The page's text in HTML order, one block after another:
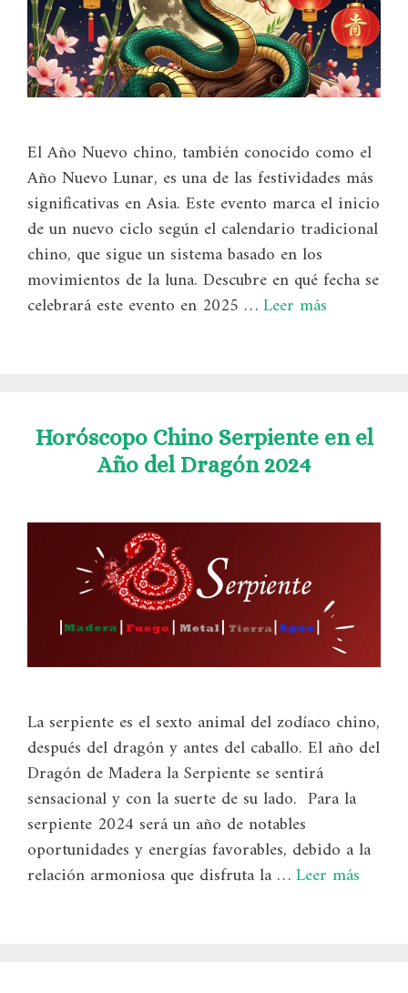
El Año Nuevo chino, también conocido como el
Año Nuevo Lunar, es una de las festividades más
significativas en Asia. Este evento marca el inicio
de un nuevo ciclo según el calendario tradicional
chino, que sigue un sistema basado en los
movimientos de la luna. Descubre en qué fecha se
celebrará este evento en 2025 …Leer más
Horóscopo Chino Serpiente en el
Año del Dragón 2024
La serpiente es el sexto animal del zodíaco chino,
después del dragón y antes del caballo. El año del
Dragón de Madera la Serpiente se sentirá
sensacional y con la suerte de su lado. Para la
serpiente 2024 será un año de notables
oportunidades y energías favorables, debido a la
relación armoniosa que disfruta la …Leer más